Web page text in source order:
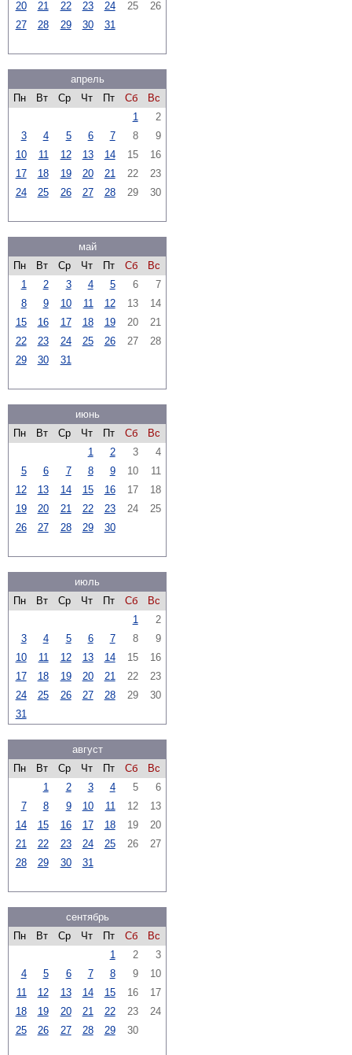
20 21 22 23 24 25
26
27
28 29 30 31
апрель
Пн
Вт Ср Чт Пт Сб
Вс
1
2
3
4 5 6 7 8
9
10
11 12 13 14 15
16
17
18 19 20 21 22
23
24
25 26 27 28 29 30
май
Пн
Вт Ср Чт Пт Сб
Вс
1
2 3 4 5 6
7
8
9 10 11 12 13
14
15
16 17 18 19 20
21
22
23 24 25 26 27
28
29
30 31
июнь
Пн
Вт Ср Чт Пт Сб
Вс
1
2 3
4
5
6 7 8 9 10
11
12
13 14 15 16 17
18
19
20 21 22 23 24
25
26
27 28 29 30
июль
Пн
Вт Ср Чт Пт Сб
Вс
1
2
3
4 5 6 7 8
9
10
11 12 13 14 15
16
17
18 19 20 21 22
23
24
25 26 27 28 29
30
31
август
Пн
Вт Ср Чт Пт Сб
Вс
1
2 3 4 5
6
7
8 9 10 11 12
13
14
15 16 17 18 19
20
21
22 23 24 25 26
27
28
29 30 31
сентябрь
Пн
Вт Ср Чт Пт Сб
Вс
1
2
3
4
5 6 7 8 9
10
11
12 13 14 15 16
17
18
19 20 21 22 23
24
25
26 27 28 29 30